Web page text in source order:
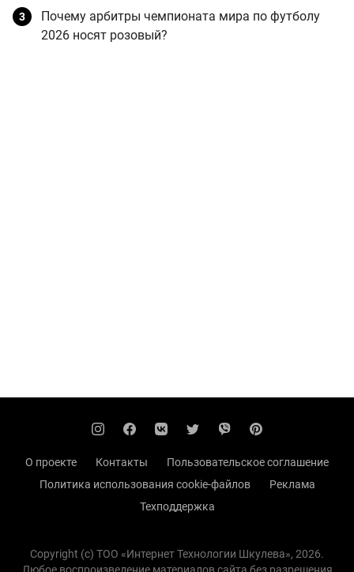
Почему арбитры чемпионата мира по футболу
2026 носят розовый?
О проекте Контакты
Пользовательское соглашение
Политика использования cookie-файлов
Реклама
Техподдержка
Copyright (с) TOO «Интернет Технологии Шкулева», 2026.
Любое воспроизведение материалов сайта без разрешения